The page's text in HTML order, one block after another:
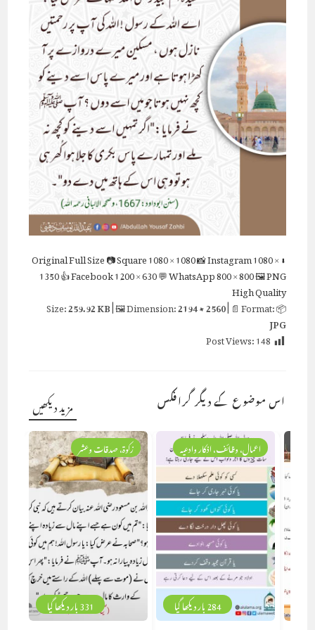
⬇ Original
Full Size📷 Square1080 × 1080📸 Instagram1080 ×
1350👍 Facebook1200 × 630💬 WhatsApp800 × 800🖼 PNG
High Quality
📦 Size:
259.92 KB| 🖼 Dimension:2194 × 2560| 📄 Format:
JPG
Post Views:148
اس موضوع کے دیگر گرافکس مزید دیکھیں
284 بار دیکھا گیا
اعمال، وظائف، اذکار وادعیہ
331 بار دیکھا گیا
زکوۃ، صدقات وعشر